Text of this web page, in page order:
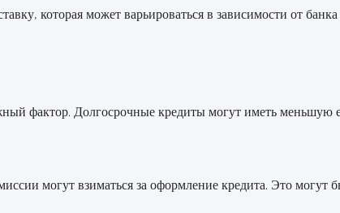
которая может варьироваться в зависимости от
фактор. Долгосрочные кредиты могут иметь меньшую
могут взиматься за оформление кредита. Это